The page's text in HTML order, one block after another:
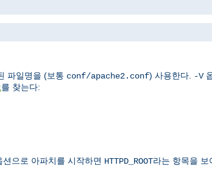
파일명을 (보통 conf/apache2.conf) 사용한다. -V
를 찾는다:
으로 아파치를 시작하면 HTTPD_ROOT라는 항목을 보